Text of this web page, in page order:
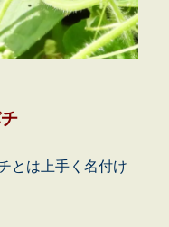
とは上手く名付け